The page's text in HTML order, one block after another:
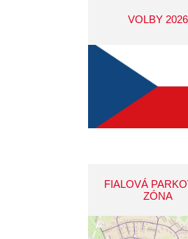
VOLBY 2026
FIALOVÁ
ZÓNA